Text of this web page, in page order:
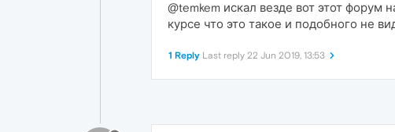
@temkem искал везде вот этот форум
курсе что это такое и подобного не
1 Reply Last reply 22 Jun 2019, 13:53